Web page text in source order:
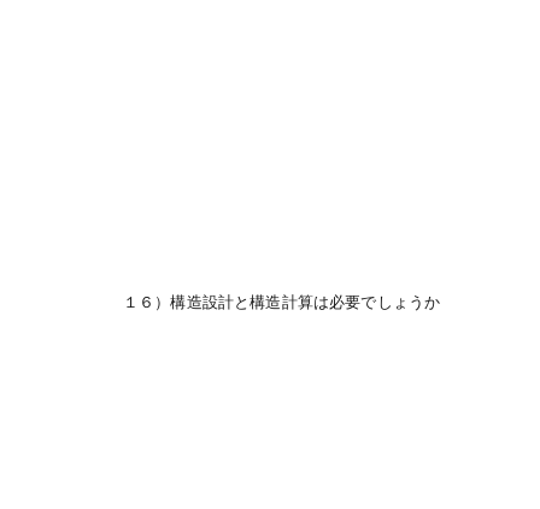
１６）構造設計と構造計算は必要でしょうか